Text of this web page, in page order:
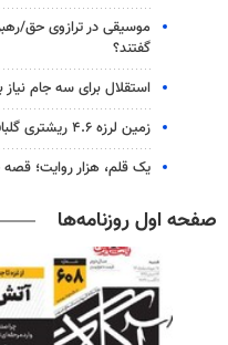
موسیقی در ترازوی حق/
گفتند؟
استقلال برای سه جام
زمین لرزه ۴.۶ ریشتری گلباف کرمان را لرزاند
یک قلم، هزار روایت؛
صفحه اول روزنامه‌ها